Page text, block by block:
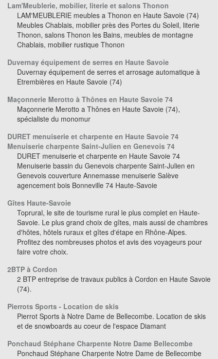
Lam'Meublerie, mobilier, literie et salons Thonon
LAM'MEUBLERIE meubles a Thonon en Haute Savoie (74)
Meubles Chablais, mobilier près des Portes du Soleil, literie
Thonon, salons Thonon les Bains, meubles de montagne
Chablais, mobilier rustique Thonon
Duvernay équipement de serres en Haute Savoie
Duvernay équipement de serres et arrosage automatique à
Etrembières en Haute Savoie (74)
Maçonnerie Merotto à Thônes en Haute Savoie 74
Maçonnerie Merotto a Thônes en Haute Savoie (74),
spécialiste du monomur
DURET menuiserie et charpente en Haute Savoie 74
Menuiserie charpente Saint-Julien en Genevois 74
DURET menuiserie et charpente en Haute Savoie 74
Menuiserie bassin du Genevois charpente Saint-Julien en
Genevois couverture Annemasse menuiserie Salève
agencement bois Bonneville 74 Haute-Savoie
Gîtes Haute-Savoie
Toprural, le site de tourisme rural le plus complet en Haute-
Savoie. Le plus grand choix de gîtes, mais aussi de chambres
d'hôtes, hôtels ruraux et gîtes d'étape en Rhône-Alpes.
Profitez des nombreuses photos et avis des voyageurs pour
faire votre choix.
2BTP à Cordon
2 BTP entreprise de travaux publics à Cordon en Haute Savoie
(74).
Pierrots Sports - Location de skis
Pierrot Sports à Notre Dame de Bellecombe. Location de skis
et de snowboards au coeur de l'espace Diamant
Ponchaud Stéphane Charpente Notre Dame Bellecombe
Ponchaud Stéphane Charpente Notre Dame de Bellecombe